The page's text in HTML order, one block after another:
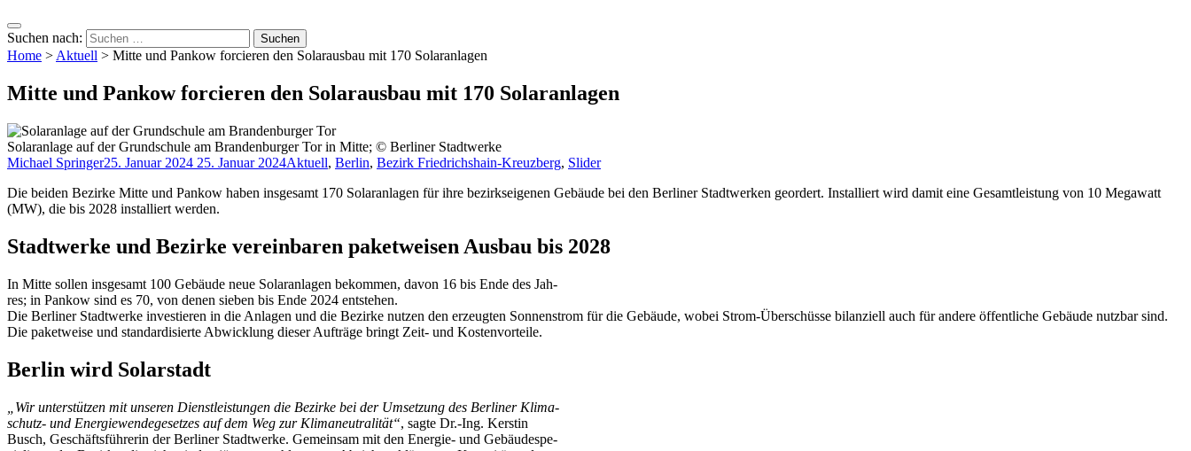
Suchen nach:
Home >Aktuell > Mitte und Pankow forcieren den Solarausbau mit 170 Solaranlagen
Mitte und Pankow forcieren den Solarausbau mit 170 Solaranlagen
Solaranlage auf der Grundschule am Brandenburger Tor in Mitte; © Berliner Stadtwerke
Michael Springer25. Januar 2024 25. Januar 2024Aktuell, Berlin, Bezirk Friedrichshain-Kreuzberg, Slider
Die beiden Bezirke Mitte und Pankow haben insgesamt 170 Solaranlagen für ihre bezirkseigenen Gebäude bei den Berliner Stadtwerken geordert. Installiert wird damit eine Gesamtleistung von 10 Megawatt
(MW), die bis 2028 installiert werden.
Stadtwerke und Bezirke vereinbaren paketweisen Ausbau bis 2028
In Mitte sollen insgesamt 100 Gebäude neue Solaranlagen bekommen, davon 16 bis Ende des Jah-
res; in Pankow sind es 70, von denen sieben bis Ende 2024 entstehen.
Die Berliner Stadtwerke investieren in die Anlagen und die Bezirke nutzen den erzeugten Sonnenstrom für die Gebäude, wobei Strom-Überschüsse bilanziell auch für andere öffentliche Gebäude nutzbar sind.
Die paketweise und standardisierte Abwicklung dieser Aufträge bringt Zeit- und Kostenvorteile.
Berlin wird Solarstadt
„Wir unterstützen mit unseren Dienstleistungen die Bezirke bei der Umsetzung des Berliner Klima-
schutz- und Energiewendegesetzes auf dem Weg zur Klimaneutralität“, sagte Dr.-Ing. Kerstin
Busch, Geschäftsführerin der Berliner Stadtwerke. Gemeinsam mit den Energie- und Gebäudespe-